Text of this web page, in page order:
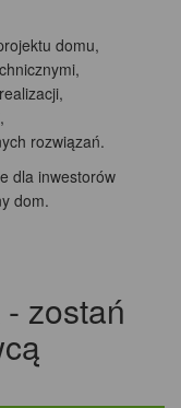
domu,
rozwiązań.
dla inwestorów
dom.
- zostań